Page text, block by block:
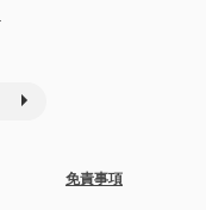
免責事項